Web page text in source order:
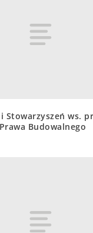
Stowarzyszeń ws.
Budowalnego